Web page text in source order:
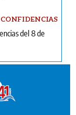
del 8 de